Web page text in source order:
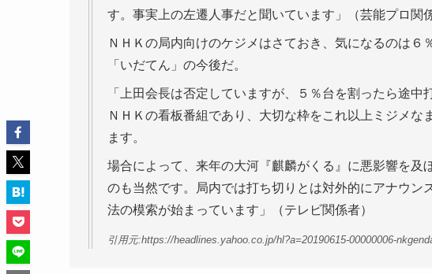
す。事実上の左遷人事だと聞いています」（芸能プロ関
ＮＨＫの局内向けのケジメはさておき、気になるのは６
「いだてん」の今後だ。
「上田会長は否定していますが、５％台を割ったら途
ＮＨＫの看板番組であり、大切な枠をこれ以上ミジメ
ます。
場合によって、来年の大河『麒麟がくる』に悪影響を及
のも当然です。局内では打ち切りとは対外的にアナウン
法の模索が始まっています」（テレビ関係者）
引用元:https://headlines.yahoo.co.jp/hl?a=20190615-00000006-